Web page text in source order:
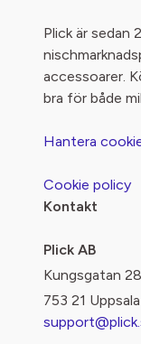
Plick är sedan
accessoarer.
bra för både
Hantera
Cookie policy
Kontakt
Plick AB
Kungsgatan 28
753 21 Uppsala